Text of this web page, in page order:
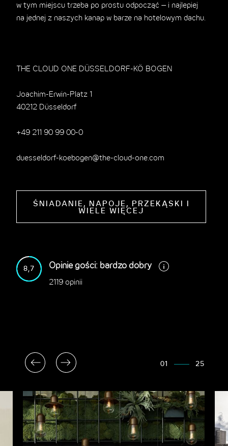
w tym miejscu trzeba po prostu odpocząć – i najlepiej
na jednej z naszych kanap w barze na hotelowym dachu.
THE CLOUD ONE DÜSSELDORF-KÖ BOGEN
Joachim-Erwin-Platz 1
40212 Düsseldorf
+49 211 90 99 00-0
duesseldorf-koebogen@the-cloud-one.com
ŚNIADANIE, NAPOJE, PRZEKĄSKI I
WIELE WIĘCEJ
8,7 Opinie gości: bardzo dobry
2119 opinii
01 25